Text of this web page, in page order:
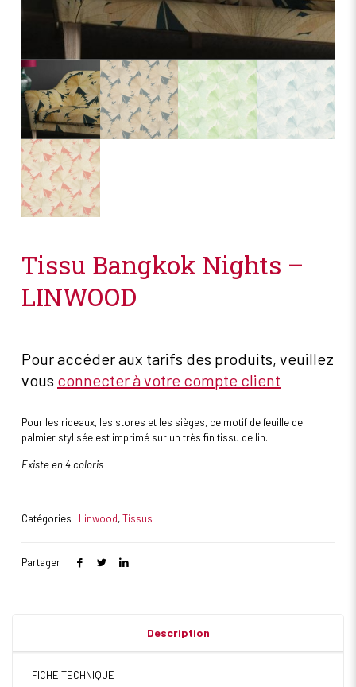
Tissu Bangkok Nights –
LINWOOD
Pour accéder aux tarifs des produits, veuillez
vous connecter à votre compte client
Pour les rideaux, les stores et les sièges, ce motif de feuille de
palmier stylisée est imprimé sur un très fin tissu de lin.
Existe en 4 coloris
Catégories : Linwood,Tissus
Partager
Description
FICHE TECHNIQUE